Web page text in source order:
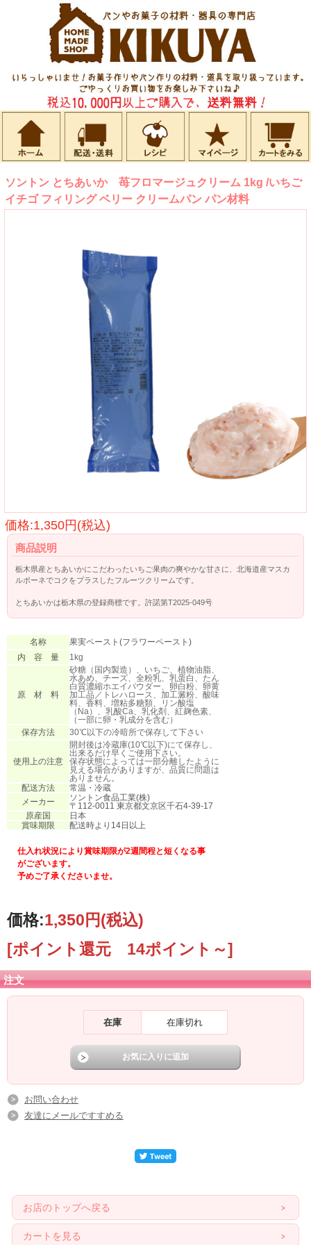
ソントン とちあいか 苺フロマージュクリーム 1kg /いちご
イチゴ フィリング ベリー クリームパン パン材料
価格:1,350円(税込)
商品説明
栃木県産とちあいかにこだわったいちご果肉の爽やかな甘さに、北海道産マスカ
ルポーネでコクをプラスしたフルーツクリームです。
とちあいかは栃木県の登録商標です。許諾第T2025-049号
名称
果実ペースト(フラワーペースト)
内 容 量
1kg
原 材 料
砂糖（国内製造）、いちご、植物油脂、
水あめ、チーズ、全粉乳、乳蛋白、たん
白質濃縮ホエイパウダー、卵白粉、卵黄
加工品／トレハロース、加工澱粉、酸味
料、香料、増粘多糖類、リン酸塩
（Na）、乳酸Ca、乳化剤、紅麹色素、
（一部に卵・乳成分を含む）
保存方法
30℃以下の冷暗所で保存して下さい
使用上の注意
開封後は冷蔵庫(10℃以下)にて保存し、
出来るだけ早くご使用下さい。
保存状態によっては一部分離したように
見える場合がありますが、品質に問題は
ありません。
配送方法
常温・冷蔵
メーカー
ソントン食品工業(株)
〒112-0011 東京都文京区千石4-39-17
原産国
日本
賞味期限
配送時より14日以上
仕入れ状況により賞味期限が2週間程と短くなる事
がございます。
予めご了承くださいませ。
価格:1,350円(税込)
[ポイント還元 14ポイント～]
注文
在庫 在庫切れ
お問い合わせ
友達にメールですすめる
お店のトップへ戻る
カートを見る